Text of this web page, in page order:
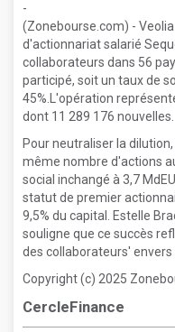
-
(Zonebourse.com) -
d'actionnariat salarié
collaborateurs dans 56
participé, soit un taux de
45%.L'opération
dont 11 289 176 nouvelles.
Pour neutraliser la
même nombre d'actions
social inchangé à 3,7
statut de premier
9,5% du capital. Estelle
souligne que ce succès
des collaborateurs' envers
Copyright (c) 2025
CercleFinance